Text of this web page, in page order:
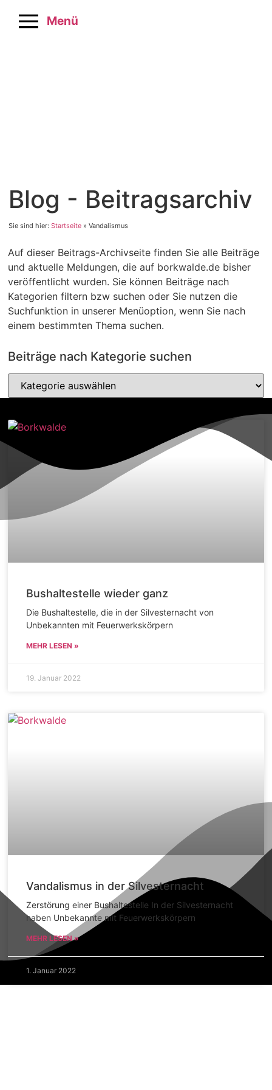
Menü
Blog - Beitragsarchiv
Sie sind hier:Startseite »Vandalismus
Auf dieser Beitrags-Archivseite finden Sie alle Beiträge
und aktuelle Meldungen, die auf borkwalde.de bisher
veröffentlicht wurden. Sie können Beiträge nach
Kategorien filtern bzw suchen oder Sie nutzen die
Suchfunktion in unserer Menüoption, wenn Sie nach
einem bestimmten Thema suchen.
Beiträge nach Kategorie suchen
Bushaltestelle wieder ganz
Die Bushaltestelle, die in der Silvesternacht von
Unbekannten mit Feuerwerkskörpern
MEHR LESEN »
19. Januar 2022
Vandalismus in der Silvesternacht
Zerstörung einer Bushaltestelle In der Silvesternacht
haben Unbekannte mit Feuerwerkskörpern
MEHR LESEN »
1. Januar 2022